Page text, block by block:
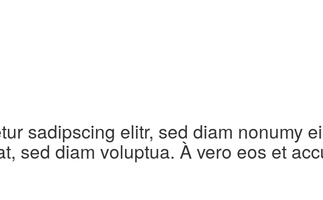
sadipscing elitr, sed diam nonumy
sed diam voluptua. À vero eos et